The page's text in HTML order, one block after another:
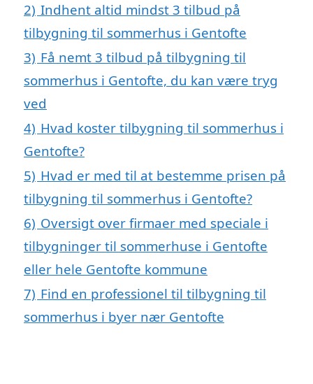
2) Indhent altid mindst 3 tilbud på
tilbygning til sommerhus i Gentofte
3) Få nemt 3 tilbud på tilbygning til
sommerhus i Gentofte, du kan være tryg
ved
4) Hvad koster tilbygning til sommerhus i
Gentofte?
5) Hvad er med til at bestemme prisen på
tilbygning til sommerhus i Gentofte?
6) Oversigt over firmaer med speciale i
tilbygninger til sommerhuse i Gentofte
eller hele Gentofte kommune
7) Find en professionel til tilbygning til
sommerhus i byer nær Gentofte